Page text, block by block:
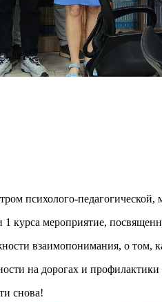
психолого-
1 курса мероприятие,
взаимопонимания, о том,
на дорогах и
снова!